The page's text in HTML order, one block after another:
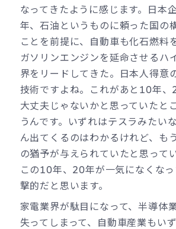
なってきたように感じます。日本
年、石油というものに頼った国の
ことを前提に、自動車も化石燃料
ガソリンエンジンを延命させるハ
界をリードしてきた。日本人得意
技術ですよね。これがあと10年
大丈夫じゃないかと思っていたと
うんです。いずれはテスラみたい
ん出てくるのはわかるけれど、も
の猶予が与えられていたと思って
この10年、20年が一気になくな
撃的だと思います。
家電業界が駄目になって、半導体
失ってしまって、自動車産業もい